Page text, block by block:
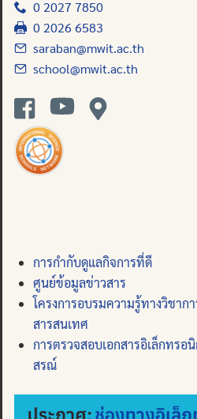
0 2027 7850
0 2026 6583
saraban@mwit.ac.th
school@mwit.ac.th
การกำกับดูแลกิจการที่ดี
ศูนย์ข้อมูลข่าวสาร
โครงการอบรมความรู้ทางวิชาก
สารสนเทศ
การตรวจสอบเอกสารอิเล็กทรอ
สรณ์